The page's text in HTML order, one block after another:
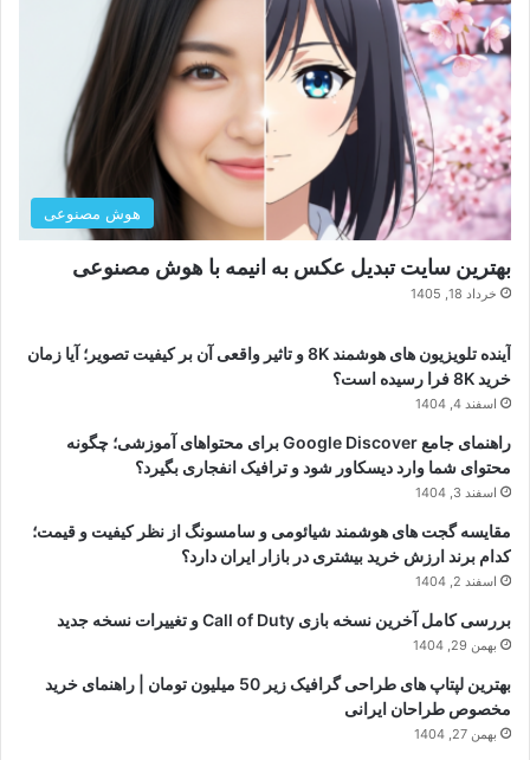
هوش مصنوعی
بهترین سایت تبدیل عکس به انیمه با هوش مصنوعی
خرداد 18, 1405
آینده تلویزیون های هوشمند 8K و تاثیر واقعی آن بر کیفیت تصویر؛ آیا زمان
خرید 8K فرا رسیده است؟
اسفند 4, 1404
راهنمای جامع Google Discover برای محتواهای آموزشی؛ چگونه
محتوای شما وارد دیسکاور شود و ترافیک انفجاری بگیرد؟
اسفند 3, 1404
مقایسه گجت های هوشمند شیائومی و سامسونگ از نظر کیفیت و قیمت؛
کدام برند ارزش خرید بیشتری در بازار ایران دارد؟
اسفند 2, 1404
بررسی کامل آخرین نسخه بازی Call of Duty و تغییرات نسخه جدید
بهمن 29, 1404
بهترین لپتاپ های طراحی گرافیک زیر 50 میلیون تومان | راهنمای خرید
مخصوص طراحان ایرانی
بهمن 27, 1404